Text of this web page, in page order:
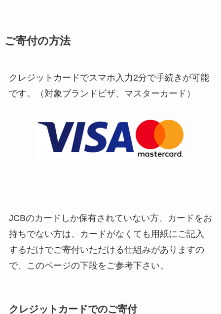
ご寄付の方法
クレジットカードでスマホ入力2分で手続きが可能
です。（対象ブランドビザ、マスターカード）
JCBのカードしか保有されていない方、カードをお
持ちでない方は、カードがなくても用紙にご記入
するだけでご寄付いただける仕組みがありますの
で、このページの下段をご参考下さい。
クレジットカードでのご寄付